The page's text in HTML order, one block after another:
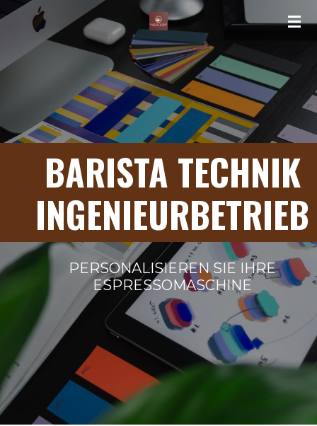
Zum
Hauptinhalt
springen
BARISTA TECHNIK
INGENIEURBETRIEB
PERSONALISIEREN SIE IHRE
ESPRESSOMASCHINE